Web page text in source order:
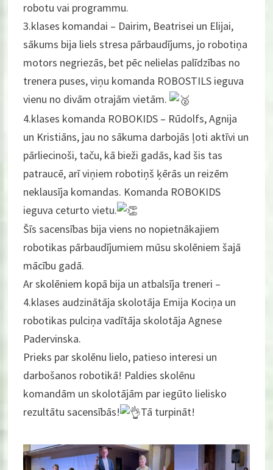
robotu vai programmu.
3.klases komandai – Dairim, Beatrisei un Elijai,
sākums bija liels stresa pārbaudījums, jo robotiņa
motors negriezās, bet pēc nelielas palīdzības no
trenera puses, viņu komanda ROBOSTILS ieguva
vienu no divām otrajām vietām.
4.klases komanda ROBOKIDS – Rūdolfs, Agnija
un Kristiāns, jau no sākuma darbojās ļoti aktīvi un
pārliecinoši, taču, kā bieži gadās, kad šis tas
patraucē, arī viņiem robotiņš ķērās un reizēm
neklausīja komandas. Komanda ROBOKIDS
ieguva ceturto vietu.
Šīs sacensības bija viens no nopietnākajiem
robotikas pārbaudījumiem mūsu skolēniem šajā
mācību gadā.
Ar skolēniem kopā bija un atbalsīja treneri –
4.klases audzinātāja skolotāja Emija Kociņa un
robotikas pulciņa vadītāja skolotāja Agnese
Padervinska.
Prieks par skolēnu lielo, patieso interesi un
darbošanos robotikā! Paldies skolēnu
komandām un skolotājām par iegūto lielisko
rezultātu sacensībās!
Tā turpināt!